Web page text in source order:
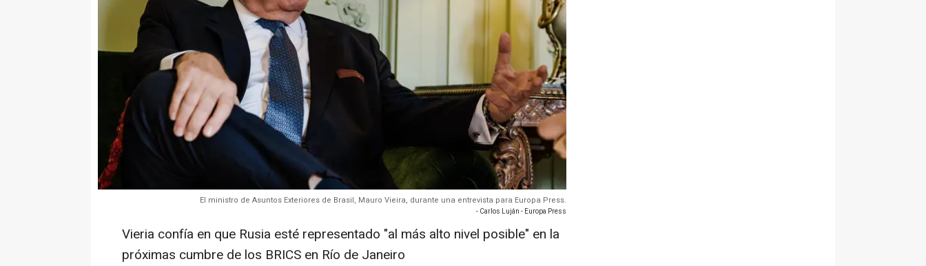
El ministro de Asuntos Exteriores de Brasil, Mauro Vieira, durante una entrevista para Europa Press.
- Carlos Luján - Europa Press
Vieria confía en que Rusia esté representado "al más alto nivel posible" en la
próximas cumbre de los BRICS en Río de Janeiro